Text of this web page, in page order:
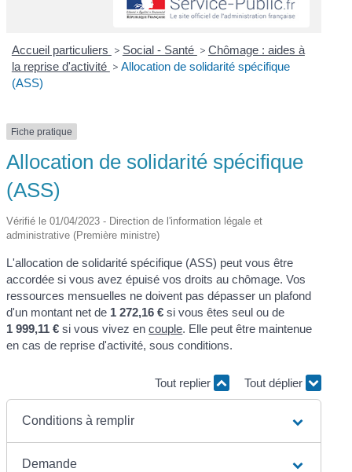
Accueil particuliers > Social - Santé > Chômage : aides à
la reprise d'activité > Allocation de solidarité spécifique
(ASS)
Fiche pratique
Allocation de solidarité spécifique
(ASS)
Vérifié le 01/04/2023 - Direction de l'information légale et
administrative (Première ministre)
L'allocation de solidarité spécifique (ASS) peut vous être
accordée si vous avez épuisé vos droits au chômage. Vos
ressources mensuelles ne doivent pas dépasser un plafond
d'un montant net de 1 272,16 € si vous êtes seul ou de
1 999,11 € si vous vivez encouple. Elle peut être maintenue
en cas de reprise d'activité, sous conditions.
Tout replier Tout déplier
Conditions à remplir
Demande